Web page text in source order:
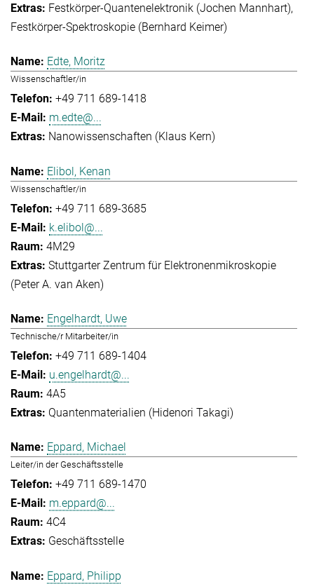
Festkörper-Quantenelektronik (Jochen Mannhart)
Festkörper-Spektroskopie (Bernhard Keimer)
Edte, Moritz
Wissenschaftler/in
+49 711 689-1418
m.edte@...
Nanowissenschaften (Klaus Kern)
Elibol, Kenan
Wissenschaftler/in
+49 711 689-3685
k.elibol@...
4M29
Stuttgarter Zentrum für Elektronenmikroskopie
(Peter A. van Aken)
Engelhardt, Uwe
Technische/r Mitarbeiter/in
+49 711 689-1404
u.engelhardt@...
4A5
Quantenmaterialien (Hidenori Takagi)
Eppard, Michael
Leiter/in der Geschäftsstelle
+49 711 689-1470
m.eppard@...
4C4
Geschäftsstelle
Eppard, Philipp